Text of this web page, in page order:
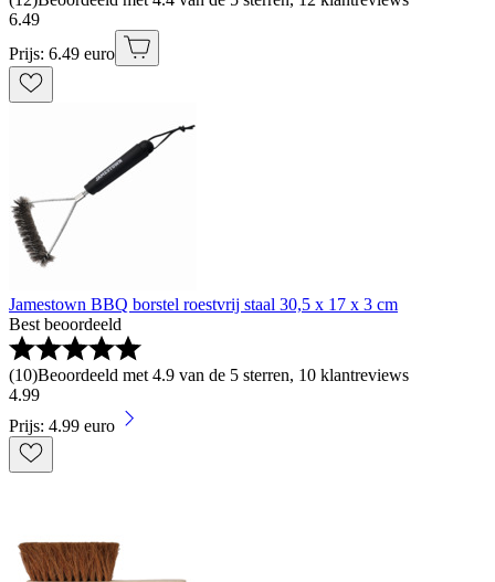
6.49
Prijs: 6.49 euro
Jamestown BBQ borstel roestvrij staal 30,5 x 17 x 3 cm
Best beoordeeld
(10)Beoordeeld met 4.9 van de 5 sterren, 10 klantreviews
4.99
Prijs: 4.99 euro